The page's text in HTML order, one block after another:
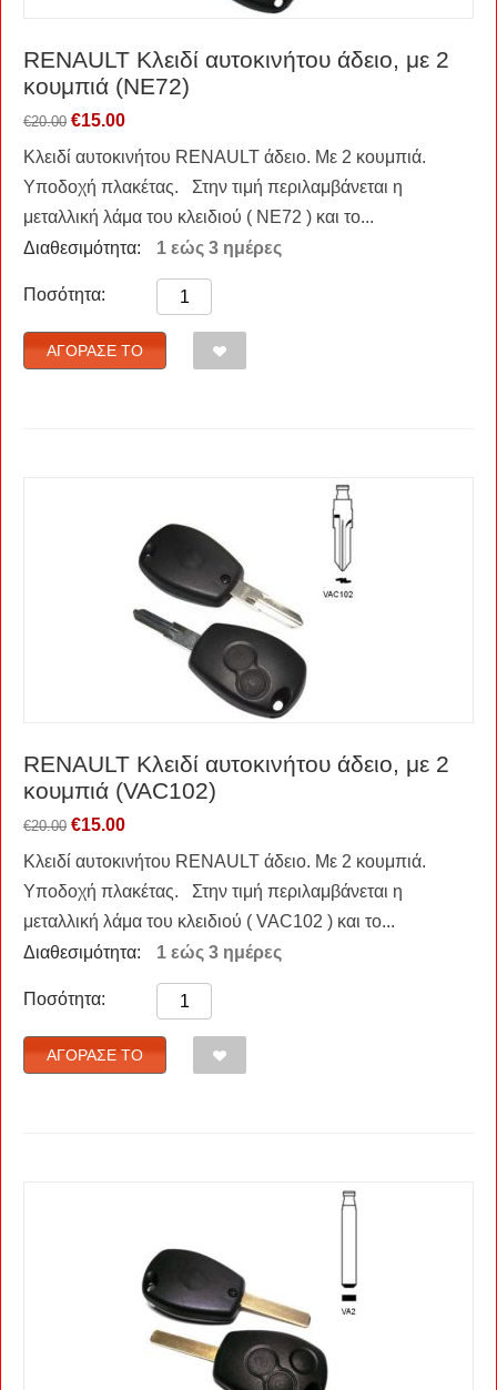
RENAULT Kλειδί αυτοκινήτου άδειο, με 2
κουμπιά (NE72)
€20.00 €15.00
Κλειδί αυτοκινήτου RENAULT άδειο. Με 2 κουμπιά.
Υποδοχή πλακέτας. Στην τιμή περιλαμβάνεται η
μεταλλική λάμα του κλειδιού ( NE72 ) και το...
Διαθεσιμότητα:
1 εώς 3 ημέρες
Ποσότητα:
ΑΓΌΡΑΣΈ ΤΟ
RENAULT Kλειδί αυτοκινήτου άδειο, με 2
κουμπιά (VAC102)
€20.00 €15.00
Κλειδί αυτοκινήτου RENAULT άδειο. Με 2 κουμπιά.
Υποδοχή πλακέτας. Στην τιμή περιλαμβάνεται η
μεταλλική λάμα του κλειδιού ( VAC102 ) και το...
Διαθεσιμότητα:
1 εώς 3 ημέρες
Ποσότητα:
ΑΓΌΡΑΣΈ ΤΟ